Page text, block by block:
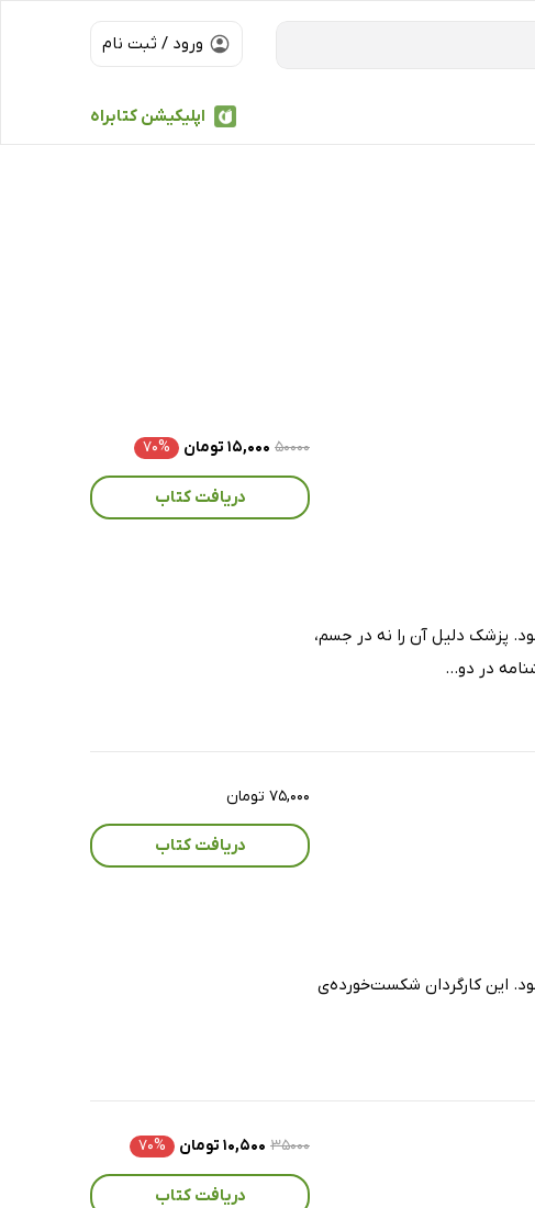
ورود / ثبت نام
اپلیکیشن کتابراه
پزشک دلیل آن را نه در جسم،
در دو...
۵۰۰۰۰ ۱۵,۰۰۰ تومان ۷۰%
دریافت کتاب
این کارگردان شکست‌خورده‌ی
۷۵,۰۰۰ تومان
دریافت کتاب
۳۵۰۰۰ ۱۰,۵۰۰ تومان ۷۰%
دریافت کتاب